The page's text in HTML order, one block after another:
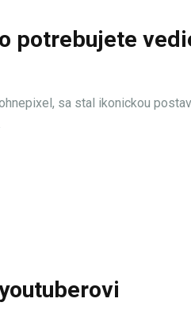
potrebujete
sa stal ikonickou